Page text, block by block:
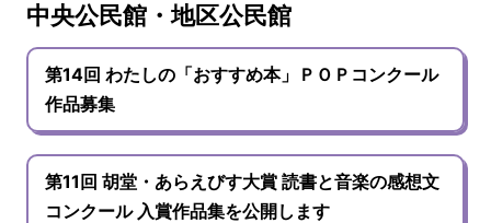
中央公民館・地区公民館
第14回 わたしの「おすすめ本」ＰＯＰコンクール
作品募集
第11回 胡堂・あらえびす大賞 読書と音楽の感想文
コンクール 入賞作品集を公開します